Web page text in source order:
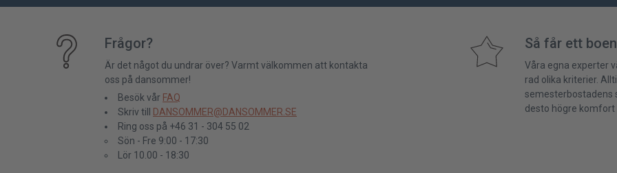
Frågor?
Är det något du undrar över? Varmt välkommen att kontakta
oss på dansommer!
Besök vår FAQ
Skriv till
DANSOMMER@DANSOMMER.SE
Ring oss på +46 31 - 304 55 02
Sön - Fre 9:00 - 17:30
Lör 10.00 - 18:30
Så får ett
Våra egna experter
rad olika kriterier.
semesterbostadens
desto högre komfort